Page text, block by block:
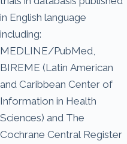
in English language
including:
MEDLINE/PubMed,
BIREME (Latin American
and Caribbean Center of
Information in Health
Sciences) and The
Cochrane Central Register